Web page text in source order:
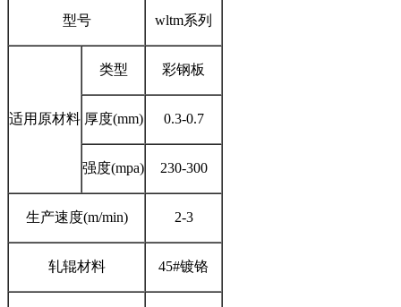
型号 wltm系列
适用原材料
类型 彩钢板
厚度(mm) 0.3-0.7
强度(mpa) 230-300
生产速度(m/min) 2-3
轧辊材料 45#镀铬